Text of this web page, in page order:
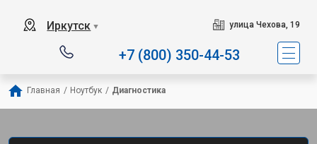
Иркутск ▼ улица Чехова, 19
+7 (800) 350-44-53
Главная / Ноутбук / Диагностика